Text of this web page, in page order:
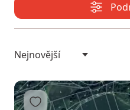
Přidat do oblíbených